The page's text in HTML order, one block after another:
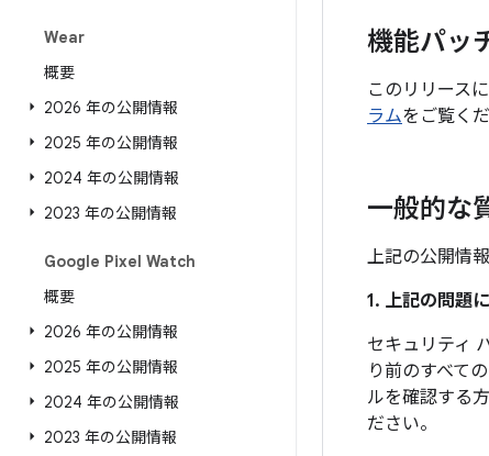
Wear
概要
2026 年の公開情報
2025 年の公開情報
2024 年の公開情報
2023 年の公開情報
Google Pixel Watch
概要
2026 年の公開情報
2025 年の公開情報
2024 年の公開情報
2023 年の公開情報
機能パッ
このリリース
ラムをご覧くだ
一般的な
上記の公開情
1. 上記の問題
セキュリティ
り前のすべて
ルを確認する
ださい。